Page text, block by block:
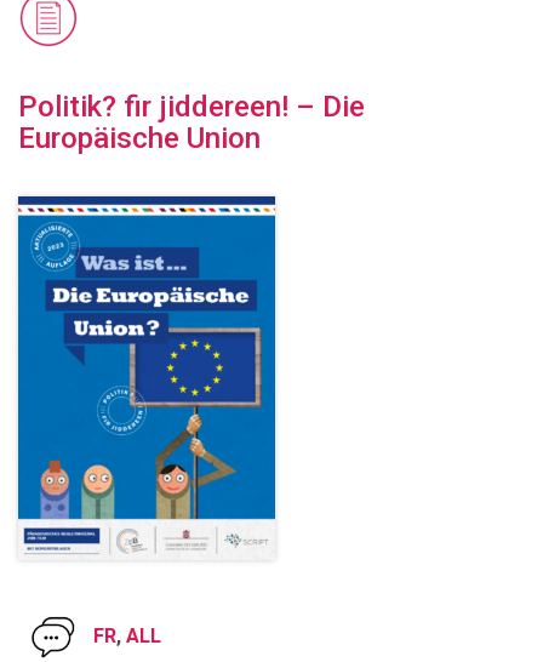
Politik? fir jiddereen! – Die
Europäische Union
FR, ALL